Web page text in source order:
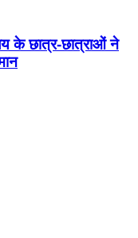
के छात्र-छात्राओं ने